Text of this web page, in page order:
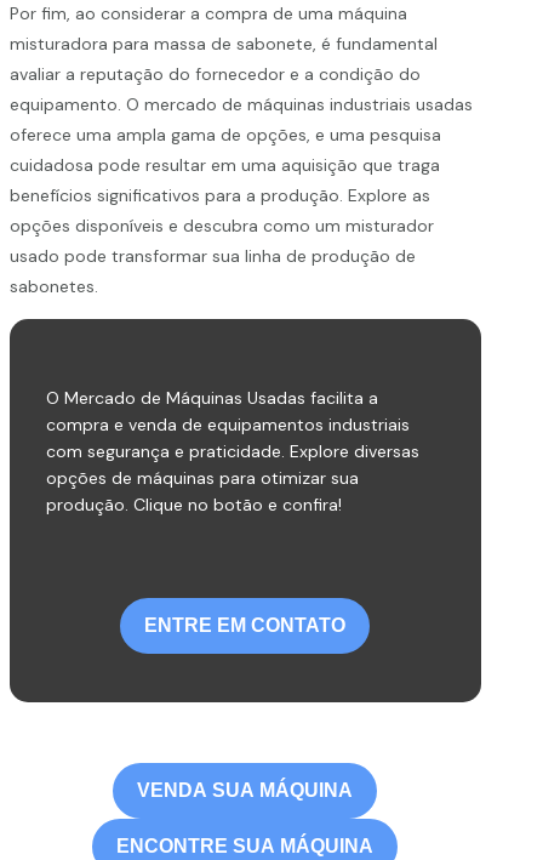
Por fim, ao considerar a compra de uma máquina
misturadora para massa de sabonete, é fundamental
avaliar a reputação do fornecedor e a condição do
equipamento. O mercado de máquinas industriais usadas
oferece uma ampla gama de opções, e uma pesquisa
cuidadosa pode resultar em uma aquisição que traga
benefícios significativos para a produção. Explore as
opções disponíveis e descubra como um misturador
usado pode transformar sua linha de produção de
sabonetes.
O Mercado de Máquinas Usadas facilita a
compra e venda de equipamentos industriais
com segurança e praticidade. Explore diversas
opções de máquinas para otimizar sua
produção. Clique no botão e confira!
ENTRE EM CONTATO
VENDA SUA MÁQUINA
ENCONTRE SUA MÁQUINA